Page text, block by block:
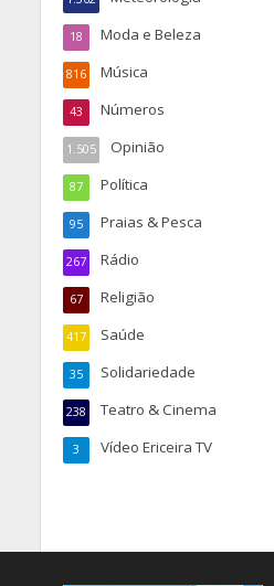
Moda e Beleza
18
Música
816
Números
43
Opinião
1.505
Política
87
Praias & Pesca
95
Rádio
267
Religião
67
Saúde
417
Solidariedade
35
Teatro & Cinema
238
Vídeo Ericeira TV
3